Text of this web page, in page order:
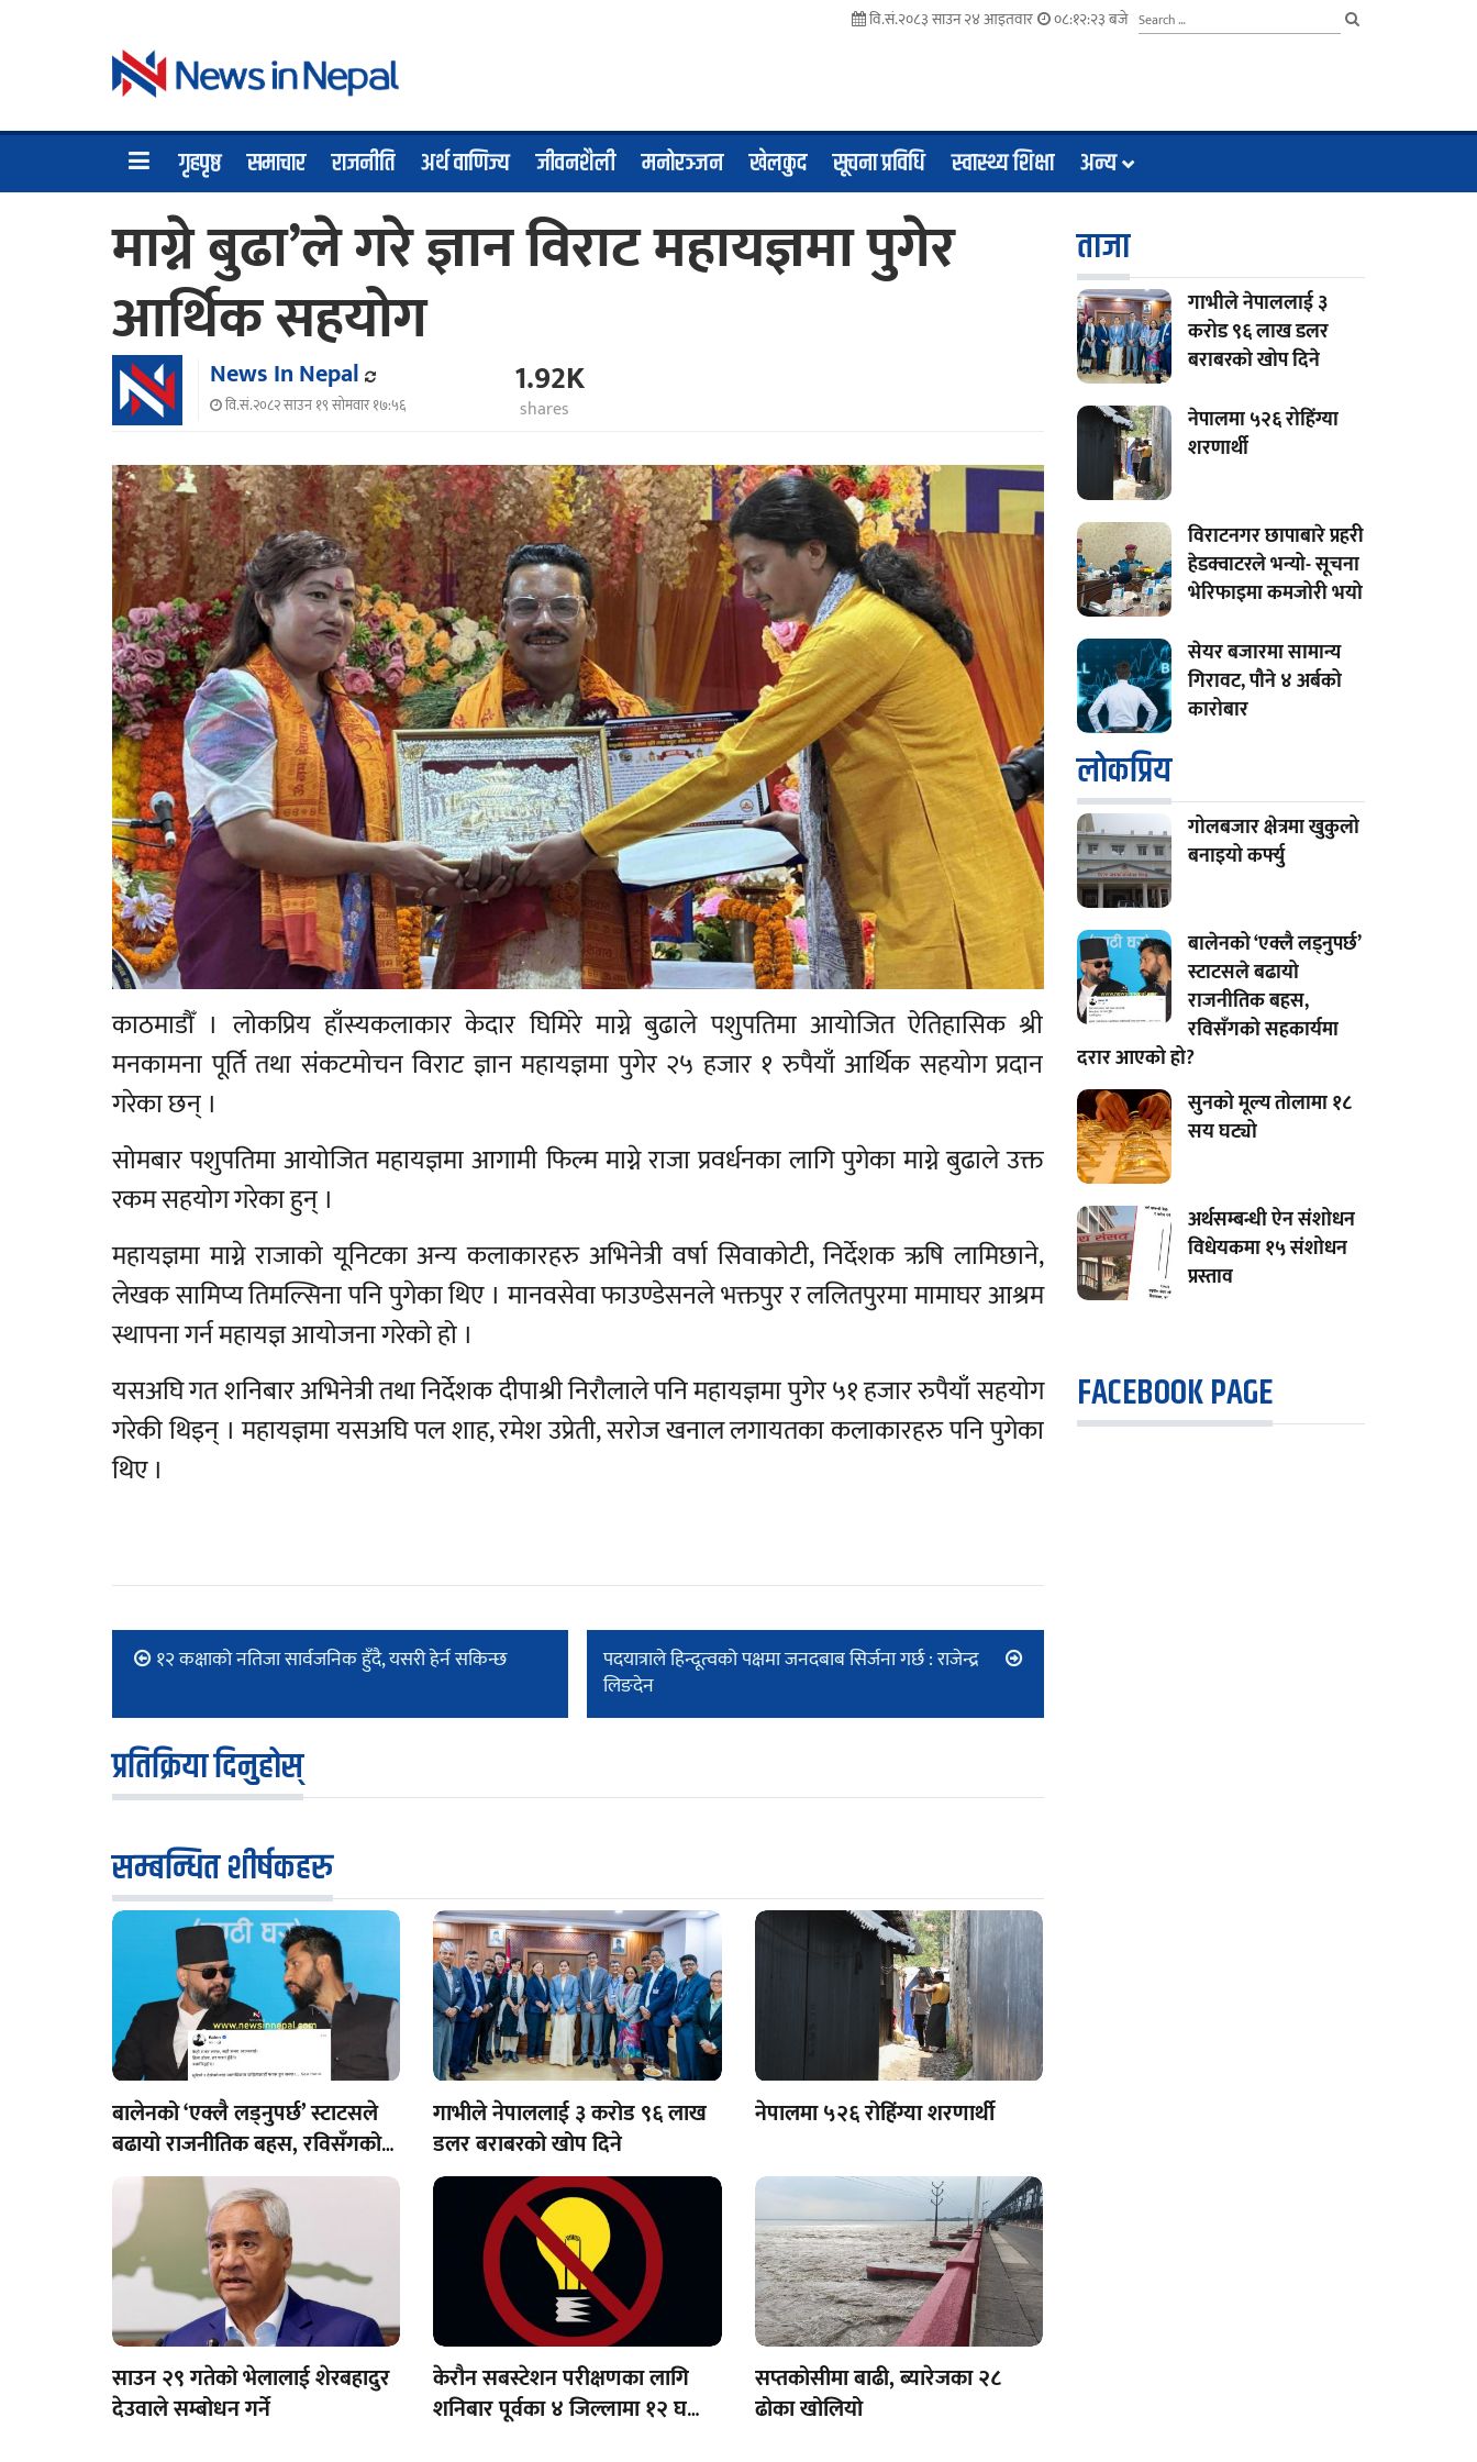
वि.सं.२०८३ साउन २४ आइतवार ०८:१२:२४ बजे
गृहपृष्ठ समाचार राजनीति अर्थ वाणिज्य जीवनशैली मनोरञ्जन खेलकुद सूचना प्रविधि स्वास्थ्य शिक्षा अन्य
माग्ने बुढा’ले गरे ज्ञान विराट महायज्ञमा पुगेर
आर्थिक सहयोग
News In Nepal
वि.सं.२०८२ साउन १९ सोमवार १७:५६
1.92K
shares
काठमाडौँ । लोकप्रिय हाँस्यकलाकार केदार घिमिरे माग्ने बुढाले पशुपतिमा आयोजित ऐतिहासिक श्री
मनकामना पूर्ति तथा संकटमोचन विराट ज्ञान महायज्ञमा पुगेर २५ हजार १ रुपैयाँ आर्थिक सहयोग प्रदान
गरेका छन् ।
सोमबार पशुपतिमा आयोजित महायज्ञमा आगामी फिल्म माग्ने राजा प्रवर्धनका लागि पुगेका माग्ने बुढाले उक्त
रकम सहयोग गरेका हुन् ।
महायज्ञमा माग्ने राजाको यूनिटका अन्य कलाकारहरु अभिनेत्री वर्षा सिवाकोटी, निर्देशक ऋषि लामिछाने,
लेखक सामिप्य तिमल्सिना पनि पुगेका थिए । मानवसेवा फाउण्डेसनले भक्तपुर र ललितपुरमा मामाघर आश्रम
स्थापना गर्न महायज्ञ आयोजना गरेको हो ।
यसअघि गत शनिबार अभिनेत्री तथा निर्देशक दीपाश्री निरौलाले पनि महायज्ञमा पुगेर ५१ हजार रुपैयाँ सहयोग
गरेकी थिइन् । महायज्ञमा यसअघि पल शाह, रमेश उप्रेती, सरोज खनाल लगायतका कलाकारहरु पनि पुगेका
थिए ।
१२ कक्षाको नतिजा सार्वजनिक हुँदै, यसरी हेर्न सकिन्छ
पदयात्राले हिन्दूत्वको पक्षमा जनदबाब सिर्जना गर्छ : राजेन्द्र
लिङदेन
प्रतिक्रिया दिनुहोस्
सम्बन्धित शीर्षकहरु
बालेनको ‘एक्लै लड्नुपर्छ’ स्टाटसले
बढायो राजनीतिक बहस, रविसँगको
सहकार्यमा दरार आएको हो?
गाभीले नेपाललाई ३ करोड ९६ लाख
डलर बराबरको खोप दिने
नेपालमा ५२६ रोहिंग्या शरणार्थी
साउन २९ गतेको भेलालाई शेरबहादुर
देउवाले सम्बोधन गर्ने
केरौन सबस्टेशन परीक्षणका लागि
शनिबार पूर्वका ४ जिल्लामा १२ घण्टा
सप्तकोसीमा बाढी, ब्यारेजका २८
ढोका खोलियो
ताजा
गाभीले नेपाललाई ३
करोड ९६ लाख डलर
बराबरको खोप दिने
नेपालमा ५२६ रोहिंग्या
शरणार्थी
विराटनगर छापाबारे प्रहरी
हेडक्वाटरले भन्यो- सूचना
भेरिफाइमा कमजोरी भयो
सेयर बजारमा सामान्य
गिरावट, पौने ४ अर्बको
कारोबार
लाेकप्रिय
गोलबजार क्षेत्रमा खुकुलो
बनाइयो कर्फ्यु
बालेनको ‘एक्लै लड्नुपर्छ’
स्टाटसले बढायो
राजनीतिक बहस,
रविसँगको सहकार्यमा
दरार आएको हो?
सुनको मूल्य तोलामा १८
सय घट्यो
अर्थसम्बन्धी ऐन संशोधन
विधेयकमा १५ संशोधन
प्रस्ताव
FACEBOOK PAGE